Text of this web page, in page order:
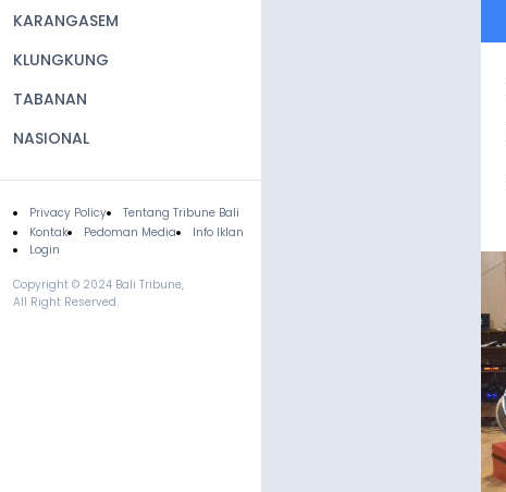
KARANGASEM
KLUNGKUNG
TABANAN
NASIONAL
Footer
Privacy Policy
Tentang Tribune Bali
Kontak
Pedoman Media
Info Iklan
Login
Copyright © 2024 Bali Tribune,
All Right Reserved.